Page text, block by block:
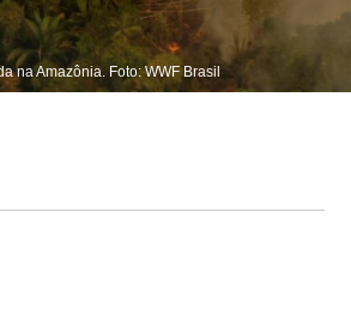
na Amazônia. Foto: WWF Brasil